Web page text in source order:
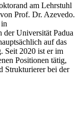
am Lehrstuhl
Prof. Dr. Azevedo.
der Universität Padua
auf das
Seit 2020 ist er im
Positionen tätig,
Strukturierer bei der